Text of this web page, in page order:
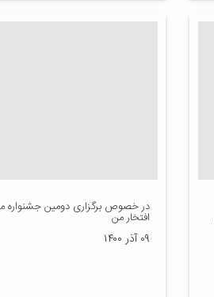
در خصوص برگزاری دومین جشنواره
افتخار من
۰۹ آذر ۱۴۰۰